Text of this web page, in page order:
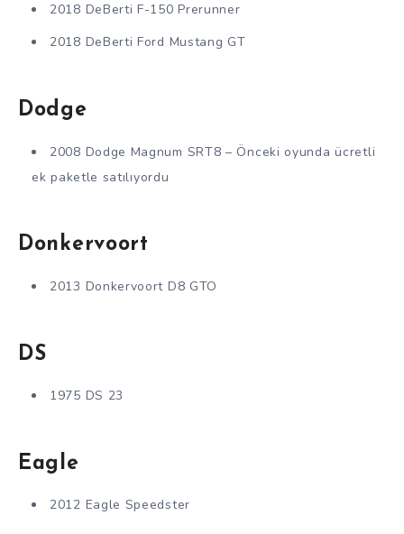
2018 DeBerti F-150 Prerunner
2018 DeBerti Ford Mustang GT
Dodge
2008 Dodge Magnum SRT8 – Önceki oyunda ücretli
ek paketle satılıyordu
Donkervoort
2013 Donkervoort D8 GTO
DS
1975 DS 23
Eagle
2012 Eagle Speedster